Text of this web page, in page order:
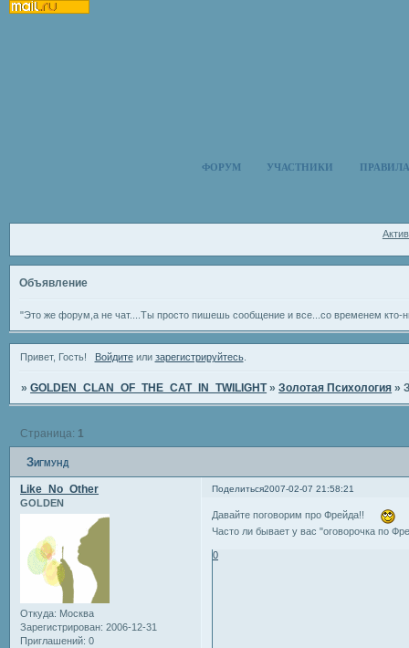
ФОРУМ УЧАСТНИКИ ПРАВИЛА
Объявление
"Это же форум,а не чат....Ты просто пишешь сообщение и все...со временем
Привет, Гость! Войдитеили зарегистрируйтесь.
»GOLDEN_CLAN_OF_THE_CAT_IN_TWILIGHT »Золотая Психология »
Зигмунд
Страница: 1
Поделиться2007-02-07 21:58:21
Like_No_Other
GOLDEN
Откуда: Москва
Зарегистрирован: 2006-12-31
Приглашений: 0
Давайте поговорим про Фрейда!!
Часто ли бывает у вас "оговорочка по
0